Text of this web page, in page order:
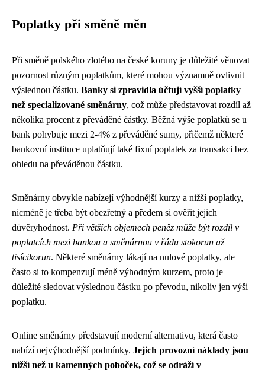
Poplatky při směně měn
Při směně polského zlotého na české koruny je důležité věnovat
pozornost různým poplatkům, které mohou významně ovlivnit
výslednou částku. Banky si zpravidla účtují vyšší poplatky
než specializované směnárny, což může představovat rozdíl až
několika procent z převáděné částky. Běžná výše poplatků se u
bank pohybuje mezi 2-4% z převáděné sumy, přičemž některé
bankovní instituce uplatňují také fixní poplatek za transakci bez
ohledu na převáděnou částku.
Směnárny obvykle nabízejí výhodnější kurzy a nižší poplatky,
nicméně je třeba být obezřetný a předem si ověřit jejich
důvěryhodnost. Při větších objemech peněz může být rozdíl v
poplatcích mezi bankou a směnárnou v řádu stokorun až
tisícikorun. Některé směnárny lákají na nulové poplatky, ale
často si to kompenzují méně výhodným kurzem, proto je
důležité sledovat výslednou částku po převodu, nikoliv jen výši
poplatku.
Online směnárny představují moderní alternativu, která často
nabízí nejvýhodnější podmínky. Jejich provozní náklady jsou
nižší než u kamenných poboček, což se odráží v